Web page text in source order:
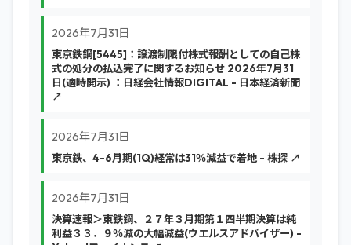
2026年7月31日
東京鉄鋼[5445]：譲渡制限付株式報酬としての自己株
式の処分の払込完了に関するお知らせ 2026年7月31
日(適時開示) ：日経会社情報DIGITAL - 日本経済新聞
↗
2026年7月31日
東京鉄、4-6月期(1Q)経常は31％減益で着地 - 株探 ↗
2026年7月31日
決算速報＞東鉄鋼、２７年３月期第１四半期決算は純
利益３３．９％減の大幅減益(ウエルスアドバイザー) -